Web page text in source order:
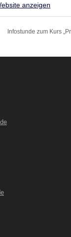
anzeigen
Infostunde zum Kurs